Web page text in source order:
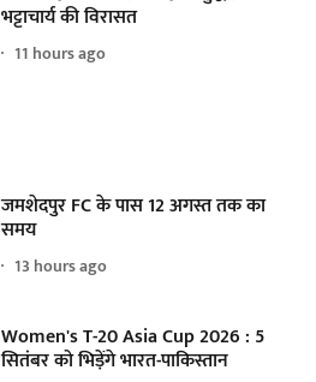
भट्टाचार्य की विरासत
11 hours ago
जमशेदपुर FC के पास 12 अगस्त तक का
समय
13 hours ago
Women's T-20 Asia Cup 2026 : 5
सितंबर को भिड़ेंगे भारत-पाकिस्तान